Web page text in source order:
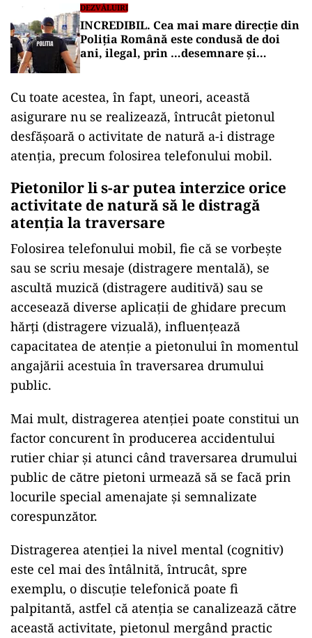
DEZVĂLUIRI
INCREDIBIL. Cea mai mare direcție din
Poliția Română este condusă de doi
ani, ilegal, prin …desemnare și
Cu toate acestea, în fapt, uneori, această
asigurare nu se realizează, întrucât pietonul
desfășoară o activitate de natură a-i distrage
atenția, precum folosirea telefonului mobil.
Pietonilor li s-ar putea interzice orice
activitate de natură să le distragă
atenția la traversare
Folosirea telefonului mobil, fie că se vorbește
sau se scriu mesaje (distragere mentală), se
ascultă muzică (distragere auditivă) sau se
accesează diverse aplicații de ghidare precum
hărți (distragere vizuală), influențează
capacitatea de atenție a pietonului în momentul
angajării acestuia în traversarea drumului
public.
Mai mult, distragerea atenției poate constitui un
factor concurent în producerea accidentului
rutier chiar și atunci când traversarea drumului
public de către pietoni urmează să se facă prin
locurile special amenajate și semnalizate
corespunzător.
Distragerea atenției la nivel mental (cognitiv)
este cel mai des întâlnită, întrucât, spre
exemplu, o discuție telefonică poate fi
palpitantă, astfel că atenția se canalizează către
această activitate, pietonul mergând practic